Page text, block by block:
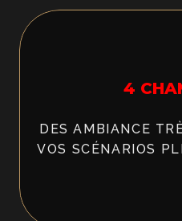
4
DES AMBIANCE
VOS SCÉNARIOS